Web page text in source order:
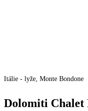
Itálie - lyže, Monte Bondone
Dolomiti Chalet